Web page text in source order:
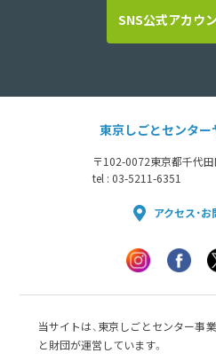
SNS公式アカウ
東京しごとセンター
〒102-0072東京都千代
tel : 03-5211-6351
アクセス・
当サイトは、東京しごとセンター事
と財団が運営しています。